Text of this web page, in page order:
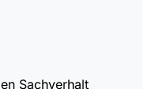
Sachverhalt